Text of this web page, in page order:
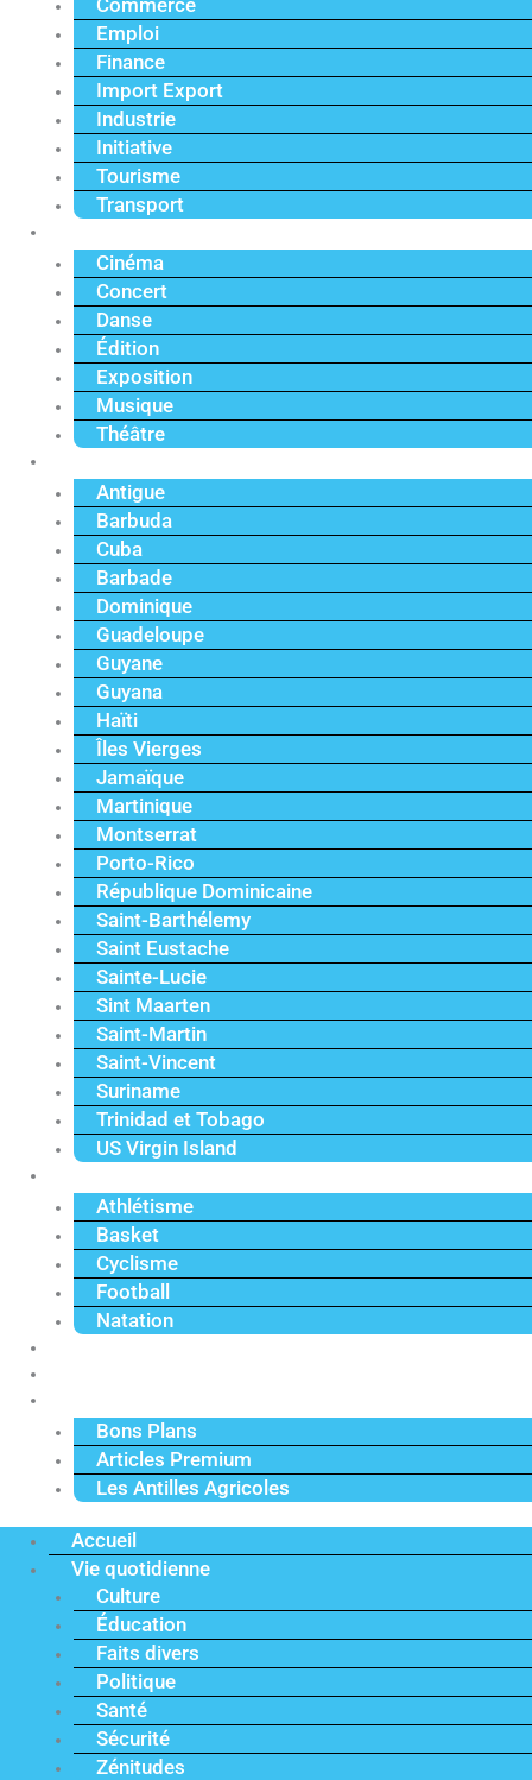
Commerce
Emploi
Finance
Import Export
Industrie
Initiative
Tourisme
Transport
Cinéma
Concert
Danse
Édition
Exposition
Musique
Théâtre
Antigue
Barbuda
Cuba
Barbade
Dominique
Guadeloupe
Guyane
Guyana
Haïti
Îles Vierges
Jamaïque
Martinique
Montserrat
Porto-Rico
République Dominicaine
Saint-Barthélemy
Saint Eustache
Sainte-Lucie
Sint Maarten
Saint-Martin
Saint-Vincent
Suriname
Trinidad et Tobago
US Virgin Island
Athlétisme
Basket
Cyclisme
Football
Natation
Bons Plans
Articles Premium
Les Antilles Agricoles
Accueil
Vie quotidienne
Culture
Éducation
Faits divers
Politique
Santé
Sécurité
Zénitudes